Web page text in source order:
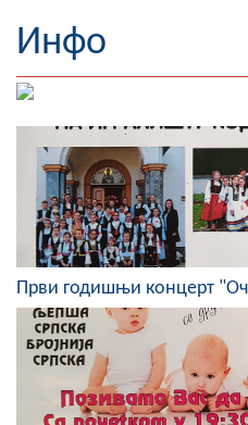
Историја
Географија
Насељена мјеста
Занимљивости
Фотогалерија
О Начелнику
Замјеник начелника
Извјештај о раду
Инфо
Први годишњи концерт